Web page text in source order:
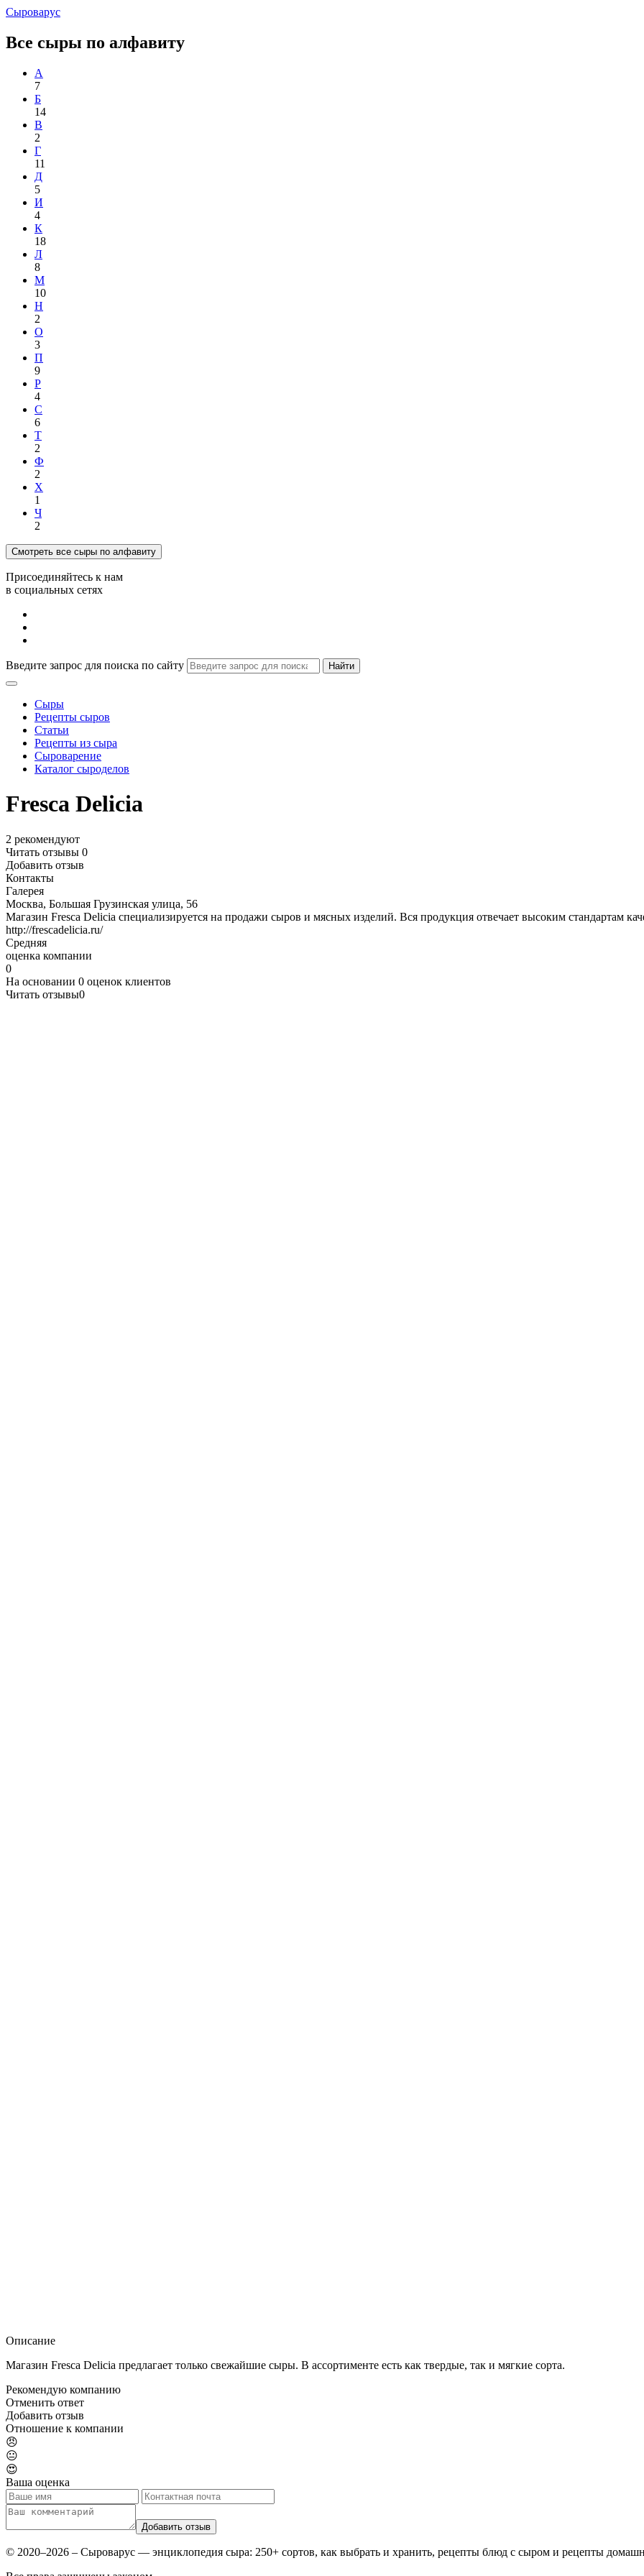
Сыроварус
Все сыры по алфавиту
А
7
Б
14
В
2
Г
11
Д
5
И
4
К
18
Л
8
М
10
Н
2
О
3
П
9
Р
4
С
6
Т
2
Ф
2
Х
1
Ч
2
Смотреть все сыры по алфавиту
Присоединяйтесь к нам
в социальных сетях
Введите запрос для поиска по сайту Найти
Сыры
Рецепты сыров
Статьи
Рецепты из сыра
Сыроварение
Каталог сыроделов
Fresca Delicia
2 рекомендуют
Читать отзывы 0
Добавить отзыв
Контакты
Галерея
Москва, Большая Грузинская улица, 56
Магазин Fresca Delicia специализируется на продажи сыров и мясных изделий. Вся продукция отвечает высоким стандартам
http://frescadelicia.ru/
Средняя
оценка компании
0
На основании 0 оценок клиентов
Читать отзывы0
Описание
Магазин Fresca Delicia предлагает только свежайшие сыры. В ассортименте есть как твердые, так и мягкие сорта.
Рекомендую компанию
Отменить ответ
Добавить отзыв
Отношение к компании
😠
😐
😍
Ваша оценка
© 2020–2026 – Сыроварус — энциклопедия сыра: 250+ сортов, как выбрать и хранить, рецепты блюд с сыром и рецепты